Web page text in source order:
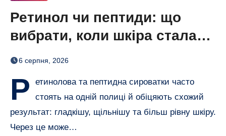
Ретинол чи пептиди: що
вибрати, коли шкіра стала
нерівною і чутливою
6 серпня, 2026
Р
етинолова та пептидна сироватки часто
стоять на одній полиці й обіцяють схожий
результат: гладкішу, щільнішу та більш рівну шкіру.
Через це може…